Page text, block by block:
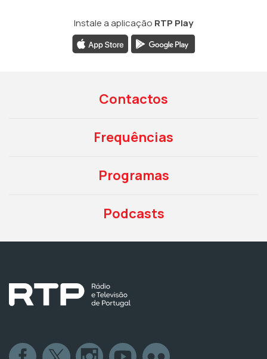
Instale a aplicação RTP Play
Contactos
Frequências
Programas
Podcasts